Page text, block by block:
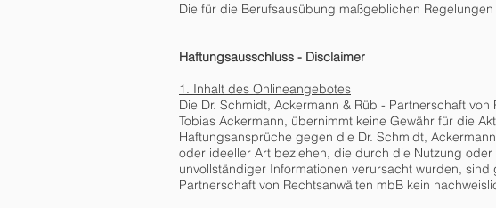
Die für die Berufsausübung maßgeblichen
Haftungsausschluss - Disclaimer
1. Inhalt des Onlineangebotes
Die Dr. Schmidt, Ackermann & Rüb - Partnerschaft
Tobias Ackermann, übernimmt keine Gewähr für die
Haftungsansprüche gegen die Dr. Schmidt,
oder ideeller Art beziehen, die durch die Nutzung
unvollständiger Informationen verursacht wurden,
Partnerschaft von Rechtsanwälten mbB kein